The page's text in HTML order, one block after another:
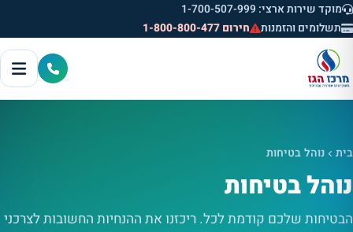
מוקד שירות ארצי: 1-700-507-999
תשלומים והזמנות
חירום 1-800-800-477
בית נוהל בטיחות
נוהל בטיחות
הבטיחות שלכם קודמת לכל. ריכזנו את ההנחיות החשובות לצרכני